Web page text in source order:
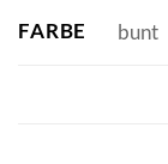
FARBE bunt